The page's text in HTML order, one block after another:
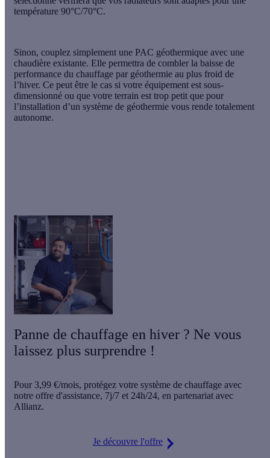
température 90°C/70°C.
Sinon, couplez simplement une PAC géothermique avec une
chaudière existante. Elle permettra de combler la baisse de
performance du chauffage par géothermie au plus froid de
l’hiver. Ce peut être le cas si votre équipement est sous-
dimensionné ou que votre terrain est trop petit que pour
l’installation d’un système de géothermie vous rende totalement
autonome.
Panne de chauffage en hiver ? Ne vous
laissez plus surprendre !
Pour 3,99 €/mois, protégez votre système de chauffage avec
notre offre d'assistance, 7j/7 et 24h/24, en partenariat avec
Allianz.
Je découvre l'offre